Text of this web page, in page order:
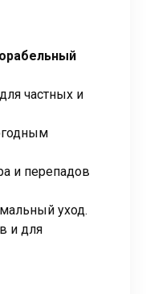
частных и
и перепадов
уход.
и для